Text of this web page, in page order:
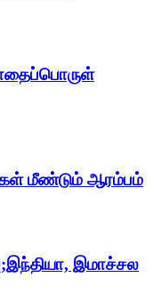
மீண்டும் ஆரம்பம்
இமாச்சல